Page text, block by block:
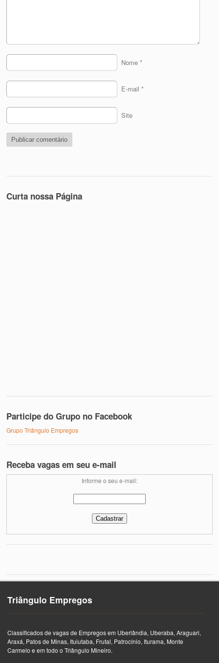
Nome *
E-mail *
Site
Curta nossa Página
Participe do Grupo no Facebook
Grupo Triângulo Empregos
Receba vagas em seu e-mail
Informe o seu e-mail:
Triângulo Empregos
Classificados de vagas de Empregos em Uberlândia, Uberaba, Araguari,
Araxá, Patos de Minas, Ituiutaba, Frutal, Patrocínio, Iturama, Monte
Carmelo e em todo o Triângulo Mineiro.